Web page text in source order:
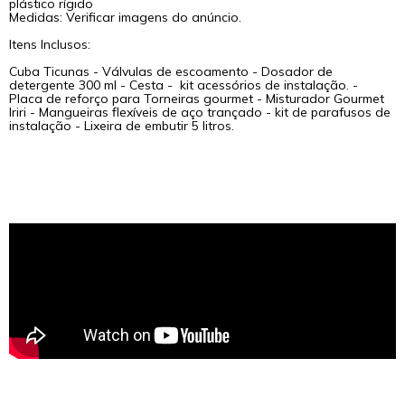
plástico rígido
Medidas: Verificar imagens do anúncio.
Itens Inclusos:
Cuba Ticunas - Válvulas de escoamento - Dosador de
detergente 300 ml - Cesta - kit acessórios de instalação. -
Placa de reforço para Torneiras gourmet - Misturador Gourmet
Iriri - Mangueiras flexíveis de aço trançado - kit de parafusos de
instalação - Lixeira de embutir 5 litros.